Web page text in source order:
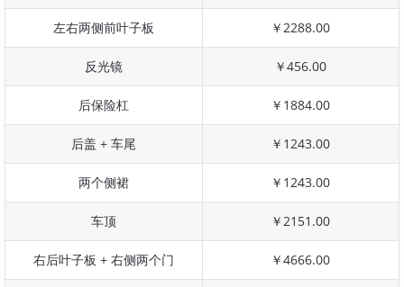
左右两侧前叶子板 ￥2288.00
反光镜 ￥456.00
后保险杠 ￥1884.00
后盖 + 车尾 ￥1243.00
两个侧裙 ￥1243.00
车顶 ￥2151.00
右后叶子板 + 右侧两个门 ￥4666.00